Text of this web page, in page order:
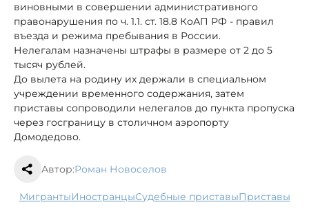
виновными в совершении административного
правонарушения по ч. 1.1. ст. 18.8 КоАП РФ - правил
въезда и режима пребывания в России.
Нелегалам назначены штрафы в размере от 2 до 5
тысяч рублей.
До вылета на родину их держали в специальном
учреждении временного содержания, затем
приставы сопроводили нелегалов до пункта пропуска
через госграницу в столичном аэропорту
Домодедово.
Автор:Роман Новоселов
мигранты иностранцы судебные приставы приставы